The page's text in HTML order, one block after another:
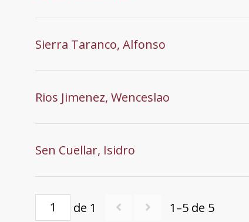
Sierra Taranco, Alfonso
Rios Jimenez, Wenceslao
Sen Cuellar, Isidro
de 1 1–5 de 5